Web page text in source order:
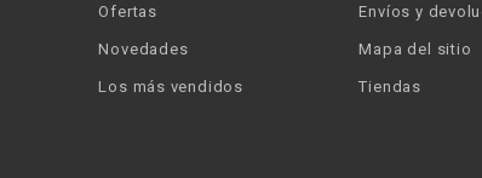
Ofertas
Novedades
Los más vendidos
Envíos y
Mapa del sitio
Tiendas